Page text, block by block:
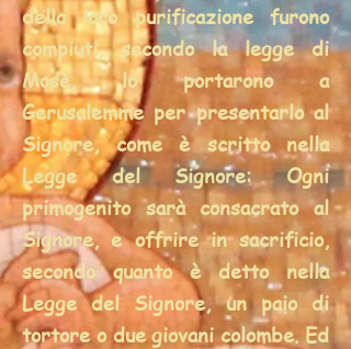
della loro purificazione furono
compiuti, secondo la legge di
Mosè, lo portarono a
Gerusalemme per presentarlo al
Signore, come è scritto nella
Legge del Signore: Ogni
primogenito sarà consacrato al
Signore, e offrire in sacrificio,
secondo quanto è detto nella
Legge del Signore, un paio di
tortore o due giovani colombe. Ed